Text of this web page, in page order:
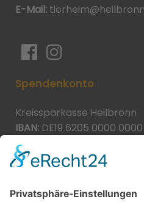
E-Mail:
Spendenkonto
Kreissparkasse Heilbronn
IBAN: DE19 6205 0000
BIC:
Spende direkt via PayPal